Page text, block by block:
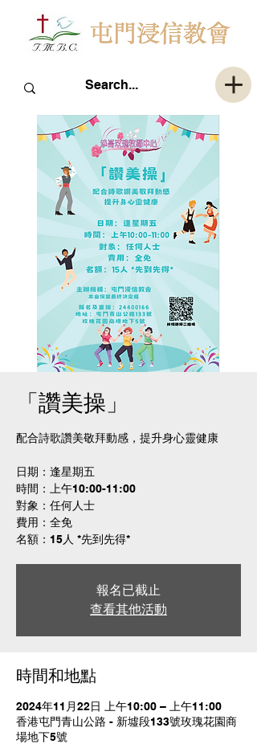
「讚美操」
配合詩歌讚美敬拜動感，提升身心靈健康
日期：逢星期五
時間：上午10:00-11:00
對象：任何人士
費用：全免
名額：15人 *先到先得*
報名已截止
查看其他活動
時間和地點
2024年11月22日 上午10:00 – 上午11:00
香港屯門青山公路 - 新墟段133號玫瑰花園商
場地下5號